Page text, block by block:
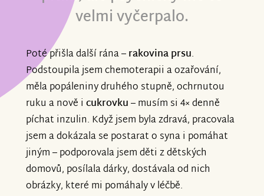
velmi vyčerpalo.
Poté přišla další rána –rakovina prsu.
Podstoupila jsem chemoterapii a ozařování,
měla popáleniny druhého stupně, ochrnutou
ruku a nově i cukrovku– musím si 4× denně
píchat inzulin. Když jsem byla zdravá, pracovala
jsem a dokázala se postarat o syna i pomáhat
jiným – podporovala jsem děti z dětských
domovů, posílala dárky, dostávala od nich
obrázky, které mi pomáhaly v léčbě.